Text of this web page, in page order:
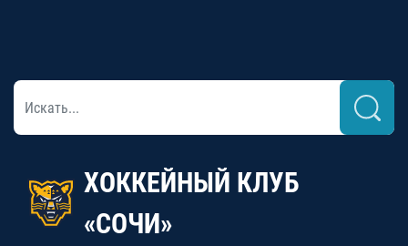
ХОККЕЙНЫЙ КЛУБ
«СОЧИ»